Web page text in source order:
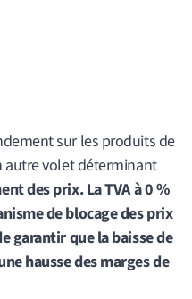
sur les produits de
autre volet déterminant
des prix. La TVA à 0 %
de blocage des prix
garantir que la baisse de
hausse des marges de